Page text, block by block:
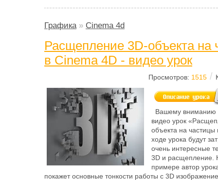
Графика» Cinema 4d
Расщепление 3D-объекта на
в Cinema 4D - видео урок
Просмотров: 1515 /
Вашему вниманию
видео урок
объекта на
ходе урока будут
очень интересные
3D и расщепление.
примере автор
покажет основные тонкости работы с 3D